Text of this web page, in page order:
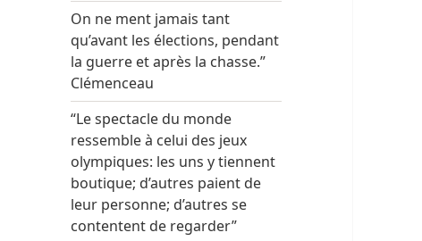
On ne ment jamais tant
qu’avant les élections, pendant
la guerre et après la chasse.”
Clémenceau
“Le spectacle du monde
ressemble à celui des jeux
olympiques: les uns y tiennent
boutique; d’autres paient de
leur personne; d’autres se
contentent de regarder”